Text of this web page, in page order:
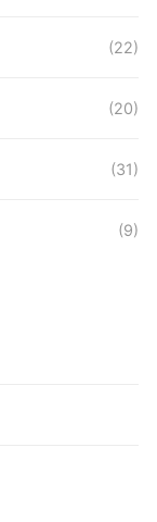
(22)
(20)
(31)
(9)